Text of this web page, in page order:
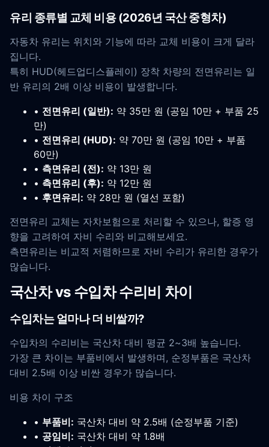
유리 종류별 교체 비용 (2026년 국산 중형차)
자동차 유리는 위치와 기능에 따라 교체 비용이 크게 달라
집니다.
특히 HUD(헤드업디스플레이) 장착 차량의 전면유리는 일
반 유리의 2배 이상 비용이 발생합니다.
• 전면유리 (일반): 약 35만 원 (공임 10만 + 부품 25
만)
• 전면유리 (HUD): 약 70만 원 (공임 10만 + 부품
60만)
• 측면유리 (전): 약 13만 원
• 측면유리 (후): 약 12만 원
• 후면유리: 약 28만 원 (열선 포함)
전면유리 교체는 자차보험으로 처리할 수 있으나, 할증 영
향을 고려하여 자비 수리와 비교해보세요.
측면유리는 비교적 저렴하므로 자비 수리가 유리한 경우가
많습니다.
국산차 vs 수입차 수리비 차이
수입차는 얼마나 더 비쌀까?
수입차의 수리비는 국산차 대비 평균 2~3배 높습니다.
가장 큰 차이는 부품비에서 발생하며, 순정부품은 국산차
대비 2.5배 이상 비싼 경우가 많습니다.
비용 차이 구조
• 부품비: 국산차 대비 약 2.5배 (순정부품 기준)
• 공임비: 국산차 대비 약 1.8배